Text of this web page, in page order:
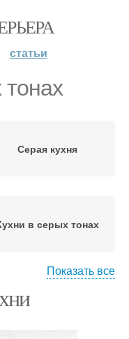
статьи
Серая кухня
в серых тонах
Серая столешница
Показать все